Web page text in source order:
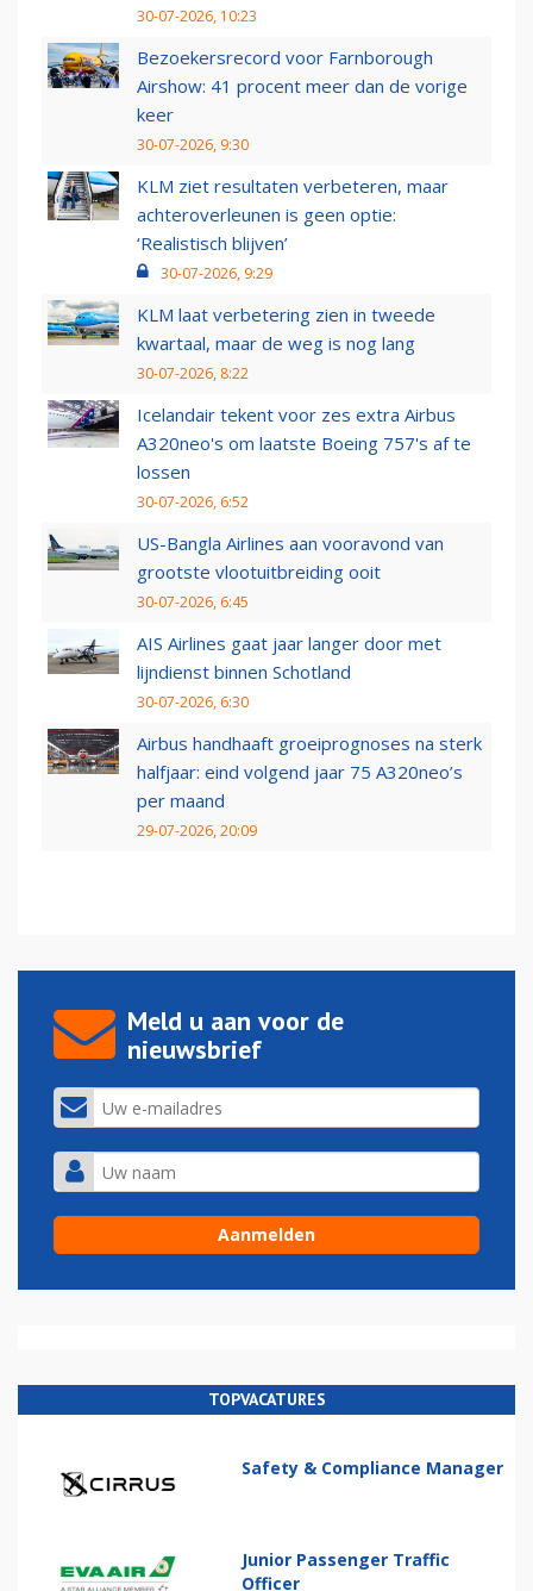
30-07-2026, 10:23
Bezoekersrecord voor Farnborough
Airshow: 41 procent meer dan de vorige
keer
30-07-2026, 9:30
KLM ziet resultaten verbeteren, maar
achteroverleunen is geen optie:
‘Realistisch blijven’
30-07-2026, 9:29
KLM laat verbetering zien in tweede
kwartaal, maar de weg is nog lang
30-07-2026, 8:22
Icelandair tekent voor zes extra Airbus
A320neo's om laatste Boeing 757's af te
lossen
30-07-2026, 6:52
US-Bangla Airlines aan vooravond van
grootste vlootuitbreiding ooit
30-07-2026, 6:45
AIS Airlines gaat jaar langer door met
lijndienst binnen Schotland
30-07-2026, 6:30
Airbus handhaaft groeiprognoses na sterk
halfjaar: eind volgend jaar 75 A320neo’s
per maand
29-07-2026, 20:09
Meld u aan voor de
nieuwsbrief
TOPVACATURES
Safety & Compliance Manager
Junior Passenger Traffic
Officer